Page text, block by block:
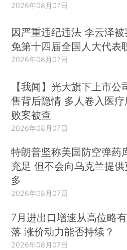
2026年08月07日
因严重违纪违法 李云泽被
免第十四届全国人大代表
2026年08月07日
【我闻】光大旗下上市公
售背后隐情 多人卷入医疗
败案被查
2026年08月07日
特朗普坚称美国防空弹药
充足 但不会向乌克兰提供
多
2026年08月07日
7月进出口增速从高位略
落 涨价动力能否持续？
2026年08月07日